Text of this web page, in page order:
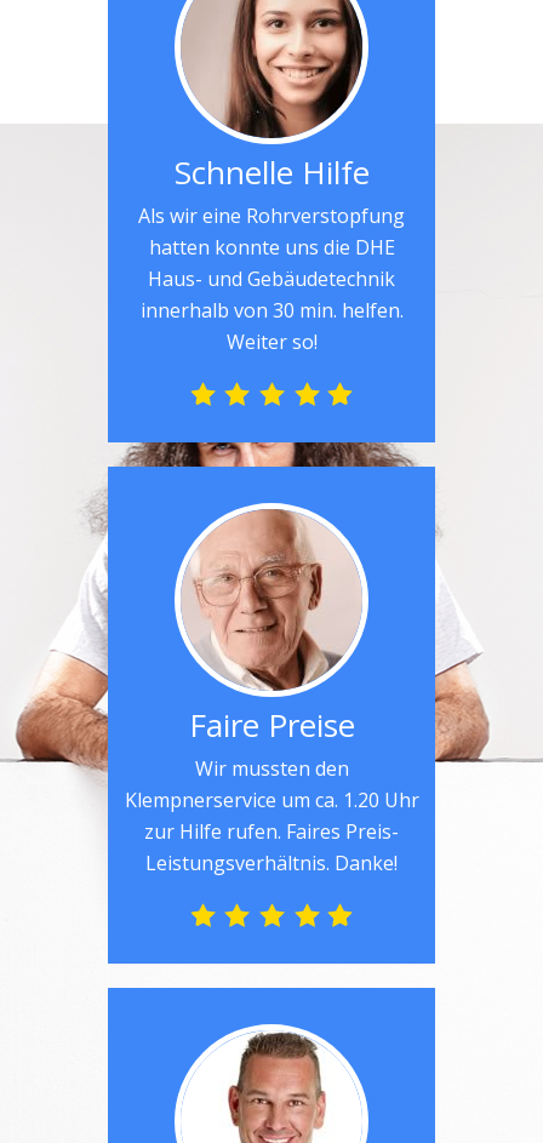
Schnelle Hilfe
Als wir eine Rohrverstopfung
hatten konnte uns die DHE
Haus- und Gebäudetechnik
innerhalb von 30 min. helfen.
Weiter so!
Faire Preise
Wir mussten den
Klempnerservice um ca. 1.20 Uhr
zur Hilfe rufen. Faires Preis-
Leistungsverhältnis. Danke!